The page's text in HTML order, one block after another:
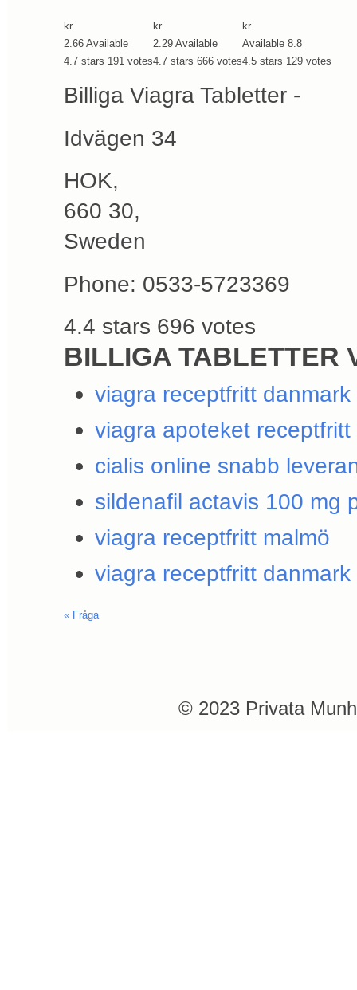
kr
2.66 Available
4.7 stars 191 votes
kr
2.29 Available
4.7 stars 666 votes
kr
Available 8.8
4.5 stars 129 votes
Billiga Viagra Tabletter -
Idvägen 34
HOK,
660 30,
Sweden
Phone: 0533-5723369
4.4 stars 696 votes
BILLIGA TABLETTER
viagra receptfritt danmark
viagra apoteket receptfritt
cialis online snabb
sildenafil actavis 100 mg
viagra receptfritt malmö
viagra receptfritt danmark
« Fråga
© 2023 Privata